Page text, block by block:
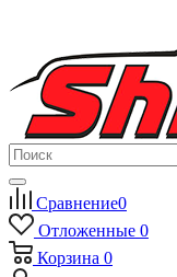
Сравнение0
Отложенные 0
Корзина 0